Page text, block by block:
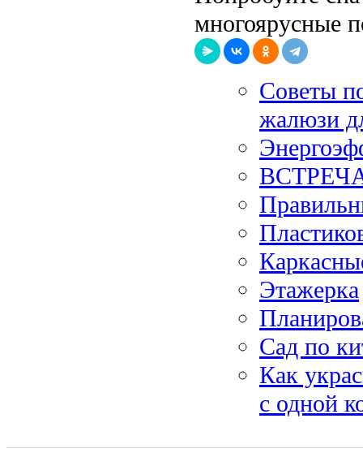
многоярусные
Советы
жалюзи
Этажерка
Сад по
Как
с одной